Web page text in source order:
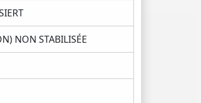
NON STABILISÉE